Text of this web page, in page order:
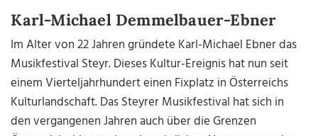
Karl-Michael Demmelbauer-Ebner
Im Alter von 22 Jahren gründete Karl-Michael Ebner das
Musikfestival Steyr. Dieses Kultur-Ereignis hat nun seit
einem Vierteljahrhundert einen Fixplatz in Österreichs
Kulturlandschaft. Das Steyrer Musikfestival hat sich in
den vergangenen Jahren auch über die Grenzen